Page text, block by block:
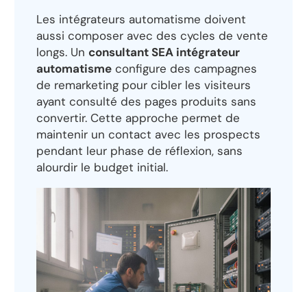
Les intégrateurs automatisme doivent
aussi composer avec des cycles de vente
longs. Un consultant SEA intégrateur
automatisme configure des campagnes
de remarketing pour cibler les visiteurs
ayant consulté des pages produits sans
convertir. Cette approche permet de
maintenir un contact avec les prospects
pendant leur phase de réflexion, sans
alourdir le budget initial.